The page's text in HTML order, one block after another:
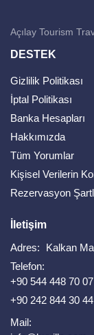
Açılay Tourism
DESTEK
Gizlilik Politikası
İptal Politikası
Banka Hesapları
Hakkımızda
Tüm Yorumlar
Kişisel Verilerin
Rezervasyon
İletişim
Adres:
Kalkan
Telefon:
+90 544 448 70 07
+90 242 844 30 44
Mail: